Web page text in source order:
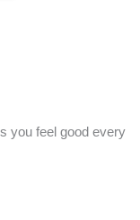
you feel good every